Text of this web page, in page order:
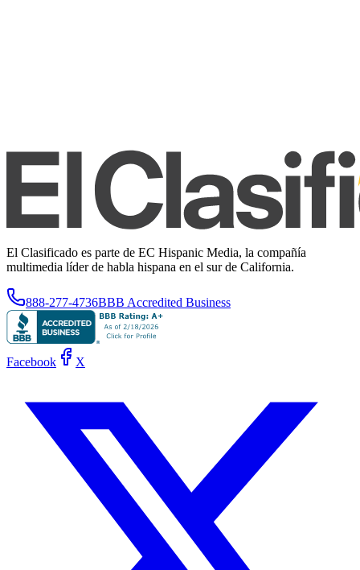
El Clasificado es parte de EC Hispanic Media, la compañía
multimedia líder de habla hispana en el sur de California.
888-277-4736BBB Accredited Business
Facebook X